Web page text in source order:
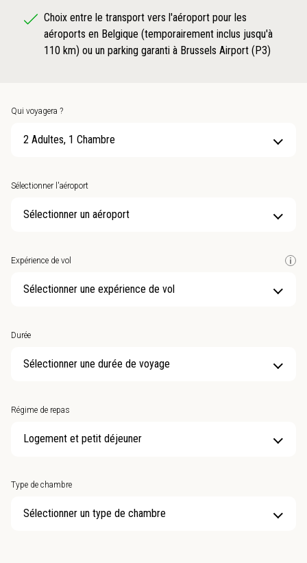
Choix entre le transport vers l'aéroport pour les
aéroports en Belgique (temporairement inclus jusqu'à
110 km) ou un parking garanti à Brussels Airport (P3)
Qui voyagera ?
2 Adultes, 1 Chambre
Sélectionner l'aéroport
Sélectionner un aéroport
Expérience de vol
Sélectionner une expérience de vol
Durée
Sélectionner une durée de voyage
Régime de repas
Type de chambre
Sélectionner un type de chambre